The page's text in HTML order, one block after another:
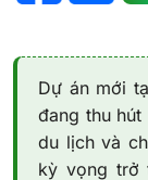
Dự án mới
đang thu
du lịch và
kỳ vọng trở